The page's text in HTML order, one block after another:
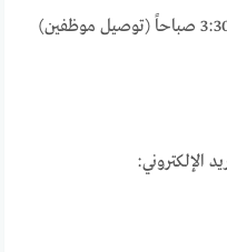
الإلكتروني: